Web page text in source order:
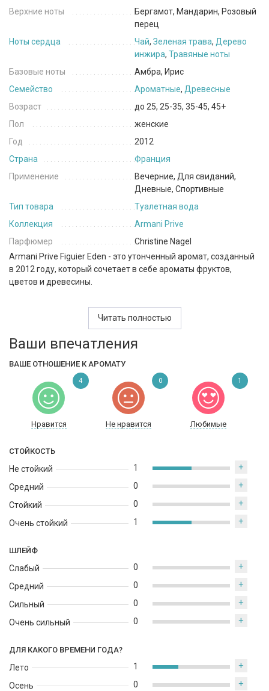
Верхние ноты
Бергамот, Мандарин, Розовый
перец
Ноты сердца
Чай, Зеленая трава, Дерево
инжира, Травяные ноты
Базовые ноты
Амбра, Ирис
Семейство
Ароматные, Древесные
Возраст
до 25, 25-35, 35-45, 45+
Пол
женские
Год
2012
Страна
Франция
Применение
Вечерние, Для свиданий,
Дневные, Спортивные
Тип товара
Туалетная вода
Коллекция
Armani Prive
Парфюмер
Christine Nagel
Armani Prive Figuier Eden - это утонченный аромат, созданный
в 2012 году, который сочетает в себе ароматы фруктов,
цветов и древесины.
мандарин и нежный розовый перец, создающий яркий и
свежий аккорд. Ноты сердца аромата включают аромат чая,
зеленой травы, дерева инжира и травяных нот, которые
аккордах звучат амбра и ирис, которые придают аромату
теплоту и утонченность, а также украшают его древесной
основой.
Armani Prive Figuier Eden - это аромат, который идеально
подходит для тех, кто предпочитает утонченные и элегантные
образ, который подойдет для любой ситуации.
Читать полностью
Ваши впечатления
ВАШЕ ОТНОШЕНИЕ К АРОМАТУ
Нравится Не нравится Любимые
4 0 1
СТОЙКОСТЬ
Не стойкий
Средний
Стойкий
Очень стойкий
1 +
0 +
0 +
1 +
ШЛЕЙФ
Слабый
Средний
Сильный
Очень сильный
0 +
0 +
0 +
0 +
ДЛЯ КАКОГО ВРЕМЕНИ ГОДА?
Лето
Осень
1 +
0 +